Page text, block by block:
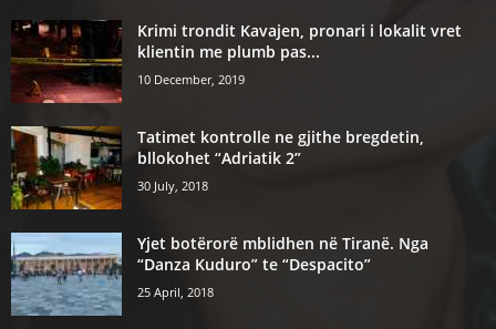
Krimi trondit Kavajen, pronari i lokalit vret
klientin me plumb pas...
10 December, 2019
Tatimet kontrolle ne gjithe bregdetin,
bllokohet “Adriatik 2”
30 July, 2018
Yjet botërorë mblidhen në Tiranë. Nga
“Danza Kuduro” te “Despacito”
25 April, 2018